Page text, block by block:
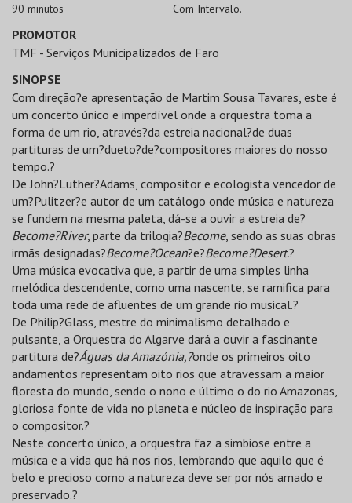
90 minutos Com Intervalo.
PROMOTOR
TMF - Serviços Municipalizados de Faro
SINOPSE
Com direção?e apresentação de Martim Sousa Tavares, este é
um concerto único e imperdível onde a orquestra toma a
forma de um rio, através?da estreia nacional?de duas
partituras de um?dueto?de?compositores maiores do nosso
tempo.?
De John?Luther?Adams, compositor e ecologista vencedor de
um?Pulitzer?e autor de um catálogo onde música e natureza
se fundem na mesma paleta, dá-se a ouvir a estreia de?
Become?River, parte da trilogia?Become, sendo as suas obras
irmãs designadas?Become?Ocean?e?Become?Desert.?
Uma música evocativa que, a partir de uma simples linha
melódica descendente, como uma nascente, se ramifica para
toda uma rede de afluentes de um grande rio musical.?
De Philip?Glass, mestre do minimalismo detalhado e
pulsante, a Orquestra do Algarve dará a ouvir a fascinante
partitura de?Águas da Amazónia,?onde os primeiros oito
andamentos representam oito rios que atravessam a maior
floresta do mundo, sendo o nono e último o do rio Amazonas,
gloriosa fonte de vida no planeta e núcleo de inspiração para
o compositor.?
Neste concerto único, a orquestra faz a simbiose entre a
música e a vida que há nos rios, lembrando que aquilo que é
belo e precioso como a natureza deve ser por nós amado e
preservado.?